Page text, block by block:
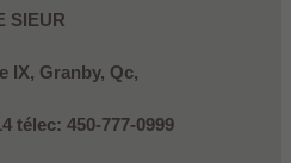
SIEUR
IX, Granby, Qc,
télec: 450-777-0999